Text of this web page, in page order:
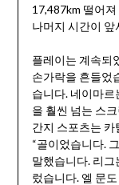
17,487km 떨어
나머지 시간이 앞
플레이는 계속되
손가락을 흔들었
습니다. 네이마르
을 훨씬 넘는 스
간지 스포츠는
“골이었습니다.
말했습니다. 리그
렀습니다. 엘 문